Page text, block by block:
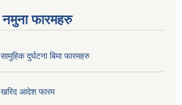
नमुना फारमहरु
सामुहिक दुर्घटना बिमा फारमहरु
खरिद आदेश फारम